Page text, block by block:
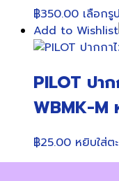
฿350.00 เลือกรู
Add to Wishlist
PILOT ปา
WBMK-M
฿25.00 หยิบใส่ต